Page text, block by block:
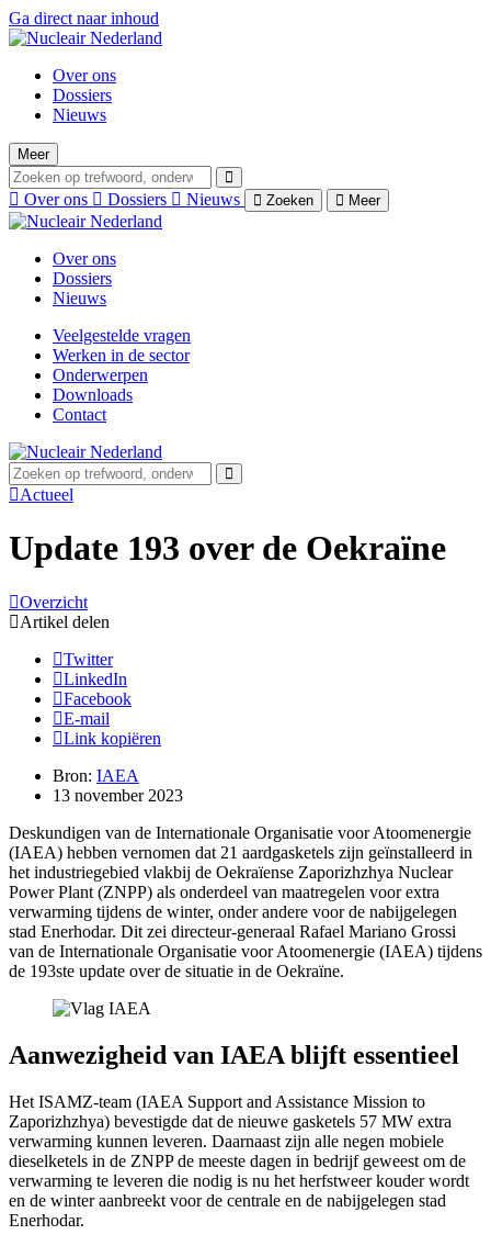
Ga direct naar inhoud
Over ons
Dossiers
Nieuws
Meer
Over ons Dossiers Nieuws Zoeken Meer
Over ons
Dossiers
Nieuws
Veelgestelde vragen
Werken in de sector
Onderwerpen
Downloads
Contact
Actueel
Update 193 over de Oekraïne
Overzicht
Artikel delen
Twitter
LinkedIn
Facebook
E-mail
Link kopiëren
Bron: IAEA
13 november 2023
Deskundigen van de Internationale Organisatie voor Atoomenergie
(IAEA) hebben vernomen dat 21 aardgasketels zijn geïnstalleerd in
het industriegebied vlakbij de Oekraïense Zaporizhzhya Nuclear
Power Plant (ZNPP) als onderdeel van maatregelen voor extra
verwarming tijdens de winter, onder andere voor de nabijgelegen
stad Enerhodar. Dit zei directeur-generaal Rafael Mariano Grossi
van de Internationale Organisatie voor Atoomenergie (IAEA) tijdens
de 193ste update over de situatie in de Oekraïne.
Aanwezigheid van IAEA blijft essentieel
Het ISAMZ-team (IAEA Support and Assistance Mission to
Zaporizhzhya) bevestigde dat de nieuwe gasketels 57 MW extra
verwarming kunnen leveren. Daarnaast zijn alle negen mobiele
dieselketels in de ZNPP de meeste dagen in bedrijf geweest om de
verwarming te leveren die nodig is nu het herfstweer kouder wordt
en de winter aanbreekt voor de centrale en de nabijgelegen stad
Enerhodar.